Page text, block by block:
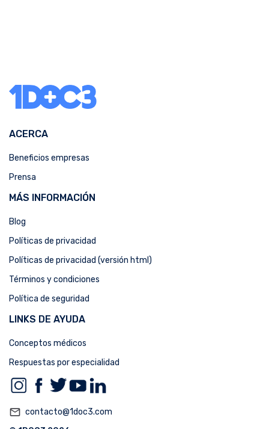
ACERCA
Beneficios empresas
Prensa
MÁS INFORMACIÓN
Blog
Políticas de privacidad
Políticas de privacidad (versión html)
Términos y condiciones
Política de seguridad
LINKS DE AYUDA
Conceptos médicos
Respuestas por especialidad
mail_outline contacto@1doc3.com